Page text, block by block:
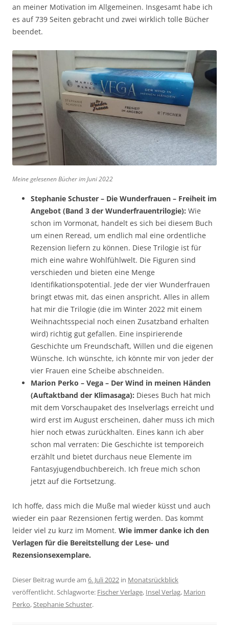
an meiner Motivation im Allgemeinen. Insgesamt habe ich
es auf 739 Seiten gebracht und zwei wirklich tolle Bücher
beendet.
Meine gelesenen Bücher im Juni 2022
Stephanie Schuster – Die Wunderfrauen – Freiheit im
Angebot (Band 3 der Wunderfrauentrilogie): Wie
schon im Vormonat, handelt es sich bei diesem Buch
um einen Reread, um endlich mal eine ordentliche
Rezension liefern zu können. Diese Trilogie ist für
mich eine wahre Wohlfühlwelt. Die Figuren sind
verschieden und bieten eine Menge
Identifikationspotential. Jede der vier Wunderfrauen
bringt etwas mit, das einen anspricht. Alles in allem
hat mir die Trilogie (die im Winter 2022 mit einem
Weihnachtsspecial noch einen Zusatzband erhalten
wird) richtig gut gefallen. Eine inspirierende
Geschichte um Freundschaft, Willen und die eigenen
Wünsche. Ich wünschte, ich könnte mir von jeder der
vier Frauen eine Scheibe abschneiden.
Marion Perko – Vega – Der Wind in meinen Händen
(Auftaktband der Klimasaga): Dieses Buch hat mich
mit dem Vorschaupaket des Inselverlags erreicht und
wird erst im August erscheinen, daher muss ich mich
hier noch etwas zurückhalten. Eines kann ich aber
schon mal verraten: Die Geschichte ist temporeich
erzählt und bietet durchaus neue Elemente im
Fantasyjugendbuchbereich. Ich freue mich schon
jetzt auf die Fortsetzung.
Ich hoffe, dass mich die Muße mal wieder küsst und auch
wieder ein paar Rezensionen fertig werden. Das kommt
leider viel zu kurz im Moment. Wie immer danke ich den
Verlagen für die Bereitstellung der Lese- und
Rezensionsexemplare.
Dieser Beitrag wurde am 6. Juli 2022 in Monatsrückblick
veröffentlicht. Schlagworte: Fischer Verlage, Insel Verlag, Marion
Perko,Stephanie Schuster.